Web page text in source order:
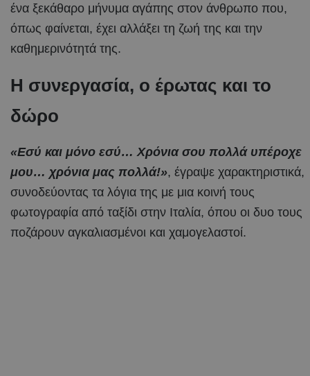
ένα ξεκάθαρο μήνυμα αγάπης στον άνθρωπο που,
όπως φαίνεται, έχει αλλάξει τη ζωή της και την
καθημερινότητά της.
Η συνεργασία, ο έρωτας και το
δώρο
«Εσύ και μόνο εσύ… Χρόνια σου πολλά υπέροχε
μου… χρόνια μας πολλά!», έγραψε χαρακτηριστικά,
συνοδεύοντας τα λόγια της με μια κοινή τους
φωτογραφία από ταξίδι στην Ιταλία, όπου οι δυο τους
ποζάρουν αγκαλιασμένοι και χαμογελαστοί.